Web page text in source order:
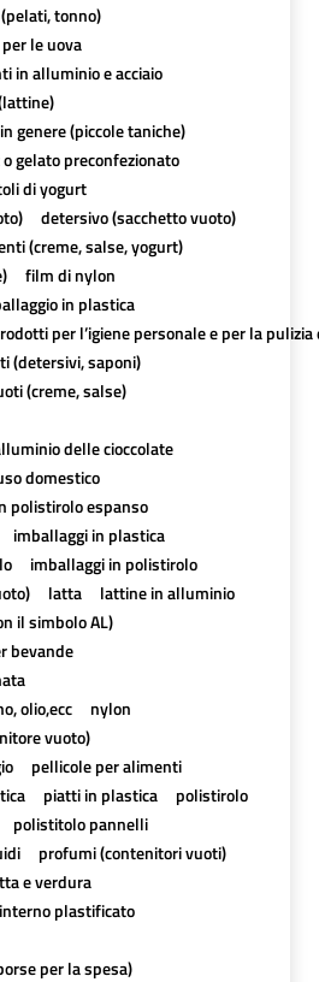
tonno)
le uova
in alluminio e acciaio
genere (piccole taniche)
gelato preconfezionato
di yogurt
detersivo (sacchetto vuoto)
(creme, salse, yogurt)
film di nylon
in plastica
per l’igiene personale e per la pulizia
(detersivi, saponi)
(creme, salse)
delle cioccolate
domestico
polistirolo espanso
imballaggi in plastica
imballaggi in polistirolo
latta
lattine in alluminio
il simbolo AL)
bevande
olio,ecc
nylon
vuoto)
pellicole per alimenti
piatti in plastica
polistirolo
polistitolo pannelli
profumi (contenitori vuoti)
e verdura
plastificato
per la spesa)